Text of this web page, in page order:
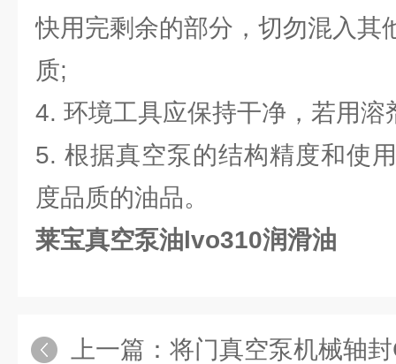
快用完剩余的部分，切勿混入其
质;
4. 环境工具应保持干净，若用溶
5. 根据真空泵的结构精度和使
度品质的油品。
莱宝真空泵油lvo310润滑油
上一篇： 将门真空泵机械轴